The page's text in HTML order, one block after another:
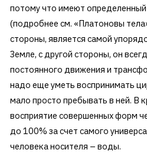
потому что имеют
(подробнее см. «Платоновы
стороны, является самой
Земле, с другой стороны, он
постоянного движения и
надо еще уметь воспринимать
мало просто пребывать в ней. В
восприятие совершенных форм
до 100% за счет самого
человека носителя – воды.